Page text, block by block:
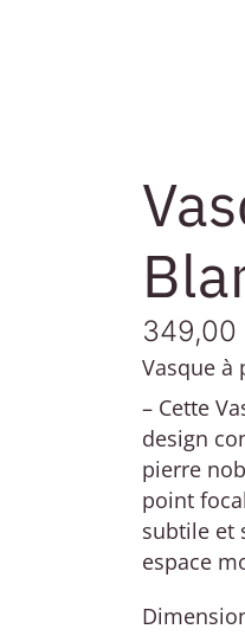
349,00
Vasque à
– Cette
design
pierre
point
subtile et
espace